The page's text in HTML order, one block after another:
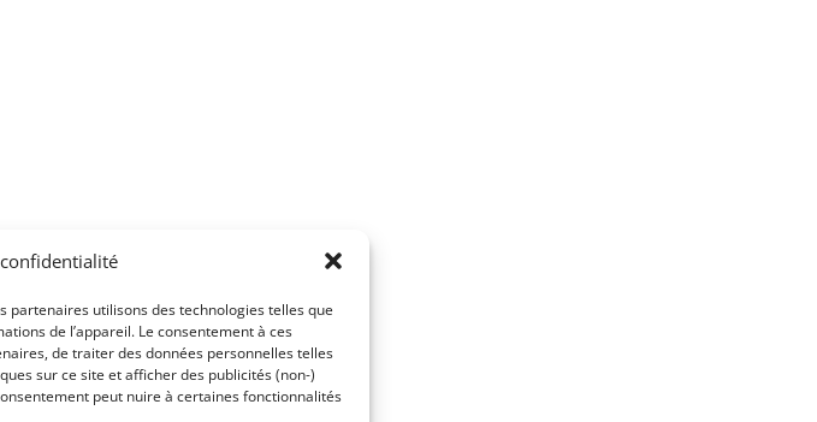
partenaires utilisons des technologies telles que
de l’appareil. Le consentement à ces
de traiter des données personnelles telles
sur ce site et afficher des publicités (non-)
peut nuire à certaines fonctionnalités